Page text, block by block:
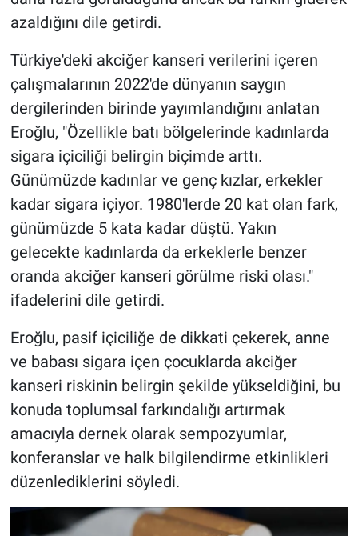
azaldığını dile getirdi.
Türkiye'deki akciğer kanseri verilerini içeren
çalışmalarının 2022'de dünyanın saygın
dergilerinden birinde yayımlandığını anlatan
Eroğlu, "Özellikle batı bölgelerinde kadınlarda
sigara içiciliği belirgin biçimde arttı.
Günümüzde kadınlar ve genç kızlar, erkekler
kadar sigara içiyor. 1980'lerde 20 kat olan fark,
günümüzde 5 kata kadar düştü. Yakın
gelecekte kadınlarda da erkeklerle benzer
oranda akciğer kanseri görülme riski olası."
ifadelerini dile getirdi.
Eroğlu, pasif içiciliğe de dikkati çekerek, anne
ve babası sigara içen çocuklarda akciğer
kanseri riskinin belirgin şekilde yükseldiğini, bu
konuda toplumsal farkındalığı artırmak
amacıyla dernek olarak sempozyumlar,
konferanslar ve halk bilgilendirme etkinlikleri
düzenlediklerini söyledi.